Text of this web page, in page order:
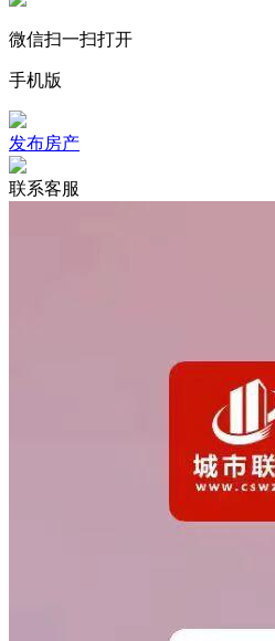
微信扫一扫打开
手机版
发布房产
联系客服